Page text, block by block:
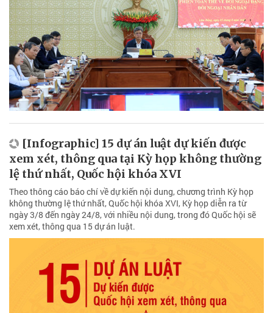
[Infographic] 15 dự án luật dự kiến được
xem xét, thông qua tại Kỳ họp không thường
lệ thứ nhất, Quốc hội khóa XVI
Theo thông cáo báo chí về dự kiến nội dung, chương trình Kỳ họp
không thường lệ thứ nhất, Quốc hội khóa XVI, Kỳ họp diễn ra từ
ngày 3/8 đến ngày 24/8, với nhiều nội dung, trong đó Quốc hội sẽ
xem xét, thông qua 15 dự án luật.